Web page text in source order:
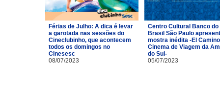
Férias de Julho: A dica é levar
a garotada nas sessões do
Cineclubinho, que acontecem
todos os domingos no
Cinesesc
08/07/2023
Centro Cultural Banco do
Brasil São Paulo
mostra inédita -El
Cinema de Viagem da
do Sul-
05/07/2023